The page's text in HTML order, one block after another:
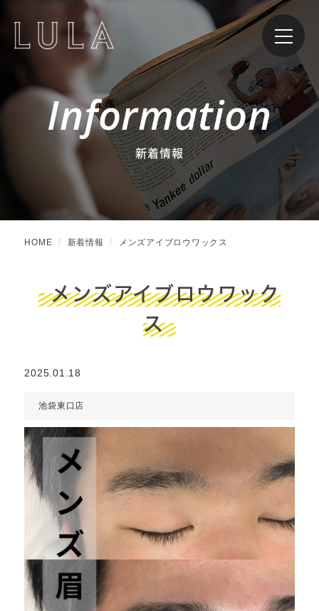
Information
新着情報
HOME 新着情報 メンズアイブロウワックス
メンズアイブロウワック
ス
2025.01.18
池袋東口店